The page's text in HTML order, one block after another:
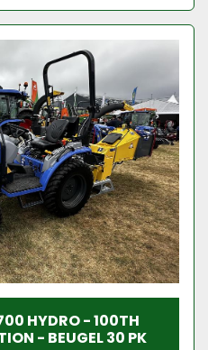
HYDRO - 100TH
- BEUGEL 30 PK